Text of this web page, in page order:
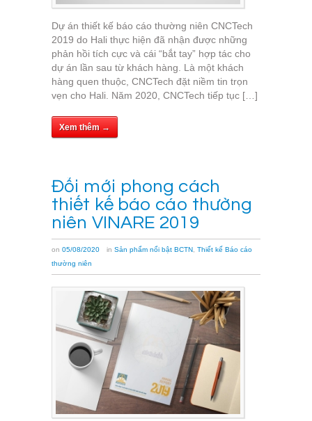
Dự án thiết kế báo cáo thường niên CNCTech
2019 do Hali thực hiện đã nhận được những
phản hồi tích cực và cái “bắt tay” hợp tác cho
dự án lần sau từ khách hàng. Là một khách
hàng quen thuộc, CNCTech đặt niềm tin trọn
vẹn cho Hali. Năm 2020, CNCTech tiếp tục […]
Xem thêm →
Đổi mới phong cách
thiết kế báo cáo thường
niên VINARE 2019
on 05/08/2020 in Sản phẩm nổi bật BCTN, Thiết kế Báo cáo
thường niên